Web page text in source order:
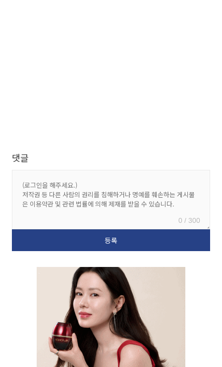
댓글
0 / 300